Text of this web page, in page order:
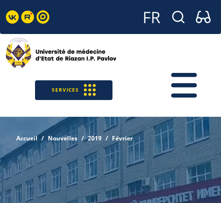
SERVICES
Accueil Nouvelles 2019 Février